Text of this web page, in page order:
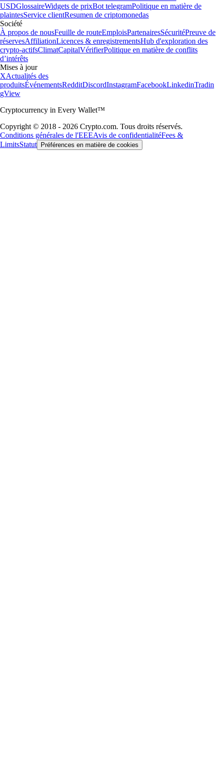
USDGlossaireWidgets de prixBot telegramPolitique en matière de
plaintesService clientResumen de criptomonedas
Société
À propos de nousFeuille de routeEmploisPartenairesSécuritéPreuve de
réservesAffiliationLicences & enregistrementsHub d'exploration des
crypto-actifsClimatCapitalVérifierPolitique en matière de conflits
d’intérêts
Mises à jour
XActualités des
produitsÉvénementsRedditDiscordInstagramFacebookLinkedinTradin
gView
Cryptocurrency in Every Wallet™
Copyright © 2018 - 2026 Crypto.com. Tous droits réservés.
Conditions générales de l'EEEAvis de confidentialitéFees &
LimitsStatut Préférences en matière de cookies